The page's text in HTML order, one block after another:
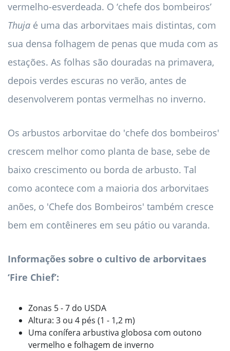
vermelho-esverdeada. O ‘chefe dos bombeiros’
Thuja é uma das arborvitaes mais distintas, com
sua densa folhagem de penas que muda com as
estações. As folhas são douradas na primavera,
depois verdes escuras no verão, antes de
desenvolverem pontas vermelhas no inverno.
Os arbustos arborvitae do 'chefe dos bombeiros'
crescem melhor como planta de base, sebe de
baixo crescimento ou borda de arbusto. Tal
como acontece com a maioria dos arborvitaes
anões, o 'Chefe dos Bombeiros' também cresce
bem em contêineres em seu pátio ou varanda.
Informações sobre o cultivo de arborvitaes
‘Fire Chief’:
Zonas 5 - 7 do USDA
Altura: 3 ou 4 pés (1 - 1,2 m)
Uma conífera arbustiva globosa com outono
vermelho e folhagem de inverno